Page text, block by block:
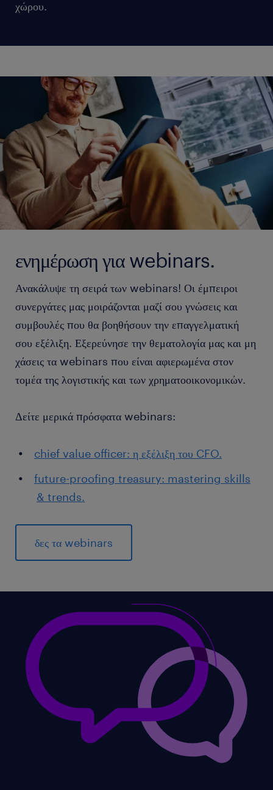
χώρου.
ενημέρωση για webinars.
Ανακάλυψε τη σειρά των webinars! Οι έμπειροι
συνεργάτες μας μοιράζονται μαζί σου γνώσεις και
συμβουλές που θα βοηθήσουν την επαγγελματική
σου εξέλιξη. Εξερεύνησε την θεματολογία μας και μη
χάσεις τα webinars που είναι αφιερωμένα στον
τομέα της λογιστικής και των χρηματοοικονομικών.
Δείτε μερικά πρόσφατα webinars:
chief value officer: η εξέλιξη του CFO.
future-proofing treasury: mastering skills
& trends.
δες τα webinars